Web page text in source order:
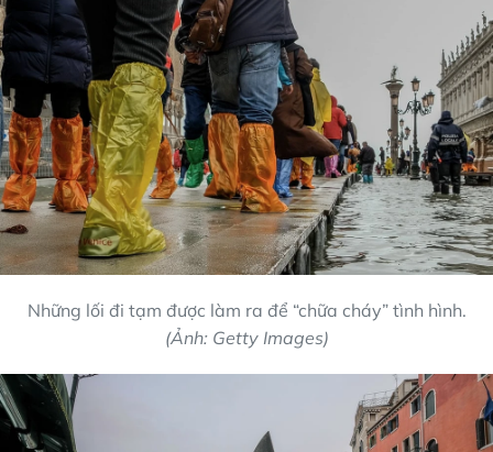
Những lối đi tạm được làm ra để “chữa cháy” tình hình.
(Ảnh: Getty Images)